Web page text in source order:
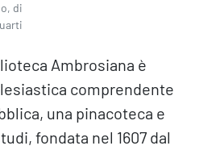
di
Ambrosiana è
comprendente
una pinacoteca e
fondata nel 1607 dal